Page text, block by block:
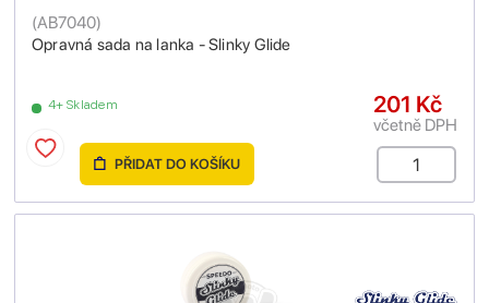
Opravná sada na lanka - Slinky Glide
(AB7040)
4+ Skladem 201 Kč
včetně DPH
PŘIDAT DO KOŠÍKU